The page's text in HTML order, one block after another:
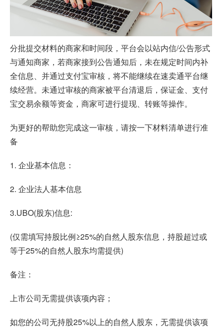
分批提交材料的商家和时间段，平台会以站内信/公告形式
与通知商家，若商家接到公告通知后，未在规定时间内补
全信息、并通过支付宝审核，将不能继续在速卖通平台继
续经营。未通过审核的商家被平台清退后，保证金、支付
宝交易余额等资金，商家可进行提现、转账等操作。
为更好的帮助您完成这一审核，请按一下材料清单进行准
备
1. 企业基本信息：
2. 企业法人基本信息
3.UBO(股东)信息:
(仅需填写持股比例≥25%的自然人股东信息，持股超过或
等于25%的自然人股东均需提供)
备注：
上市公司无需提供该项内容；
如您的公司无持股25%以上的自然人股东，无需提供该项